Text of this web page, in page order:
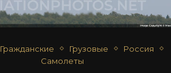
Гражданские Грузовые
Россия
Самолеты